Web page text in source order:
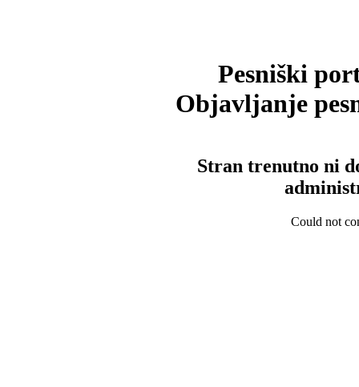
Pesniški
Objavljanje
Stran trenutno ni
Could not